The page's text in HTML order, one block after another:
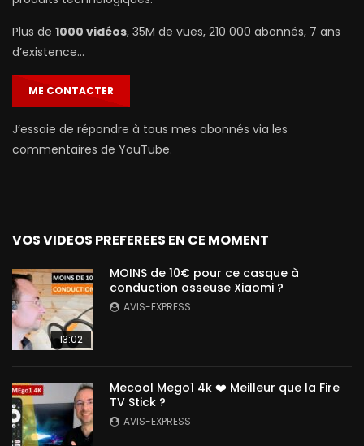
Plus de 1000 vidéos, 35M de vues, 210 000 abonnés, 7 ans
d’existence…
ME CONTACTER
J’essaie de répondre à tous mes abonnés via les
commentaires de YouTube.
VOS VIDEOS PREFEREES EN CE MOMENT
13:02
MOINS de 10€ pour ce casque à
conduction osseuse Xiaomi ?
AVIS-EXPRESS
Mecool Mego1 4k ❤️ Meilleur que la Fire
TV Stick ?
AVIS-EXPRESS